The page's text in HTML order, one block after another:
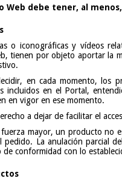
Web debe tener, al
o iconográficas y vídeos
tienen por objeto aportar
en cada momento, los
incluidos en el Portal,
en vigor en ese momento.
a dejar de facilitar el
mayor, un producto no
La anulación parcial
conformidad con lo